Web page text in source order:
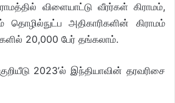
விளையாட்டு வீரர்கள் கிராமம்,
தொழில்நுட்ப அதிகாரிகளின் கிராமம்
20,000 பேர் தங்கலாம்.
2023’ல் இந்தியாவின் தரவரிசை